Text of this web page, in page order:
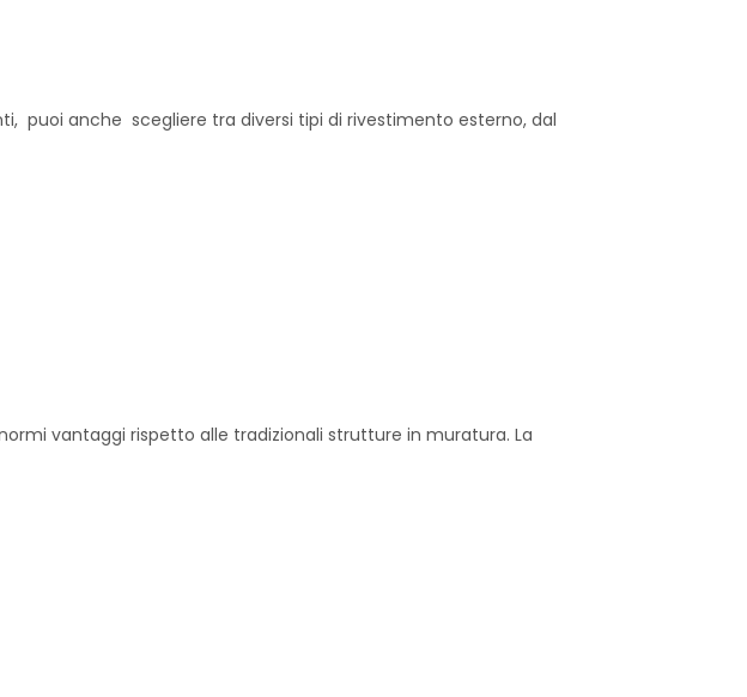
puoi anche scegliere tra diversi tipi di rivestimento esterno, dal
vantaggi rispetto alle tradizionali strutture in muratura. La